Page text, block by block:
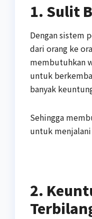
1. Sulit
Dengan sistem
dari orang ke
membutuhkan
untuk
banyak
Sehingga
untuk
2.